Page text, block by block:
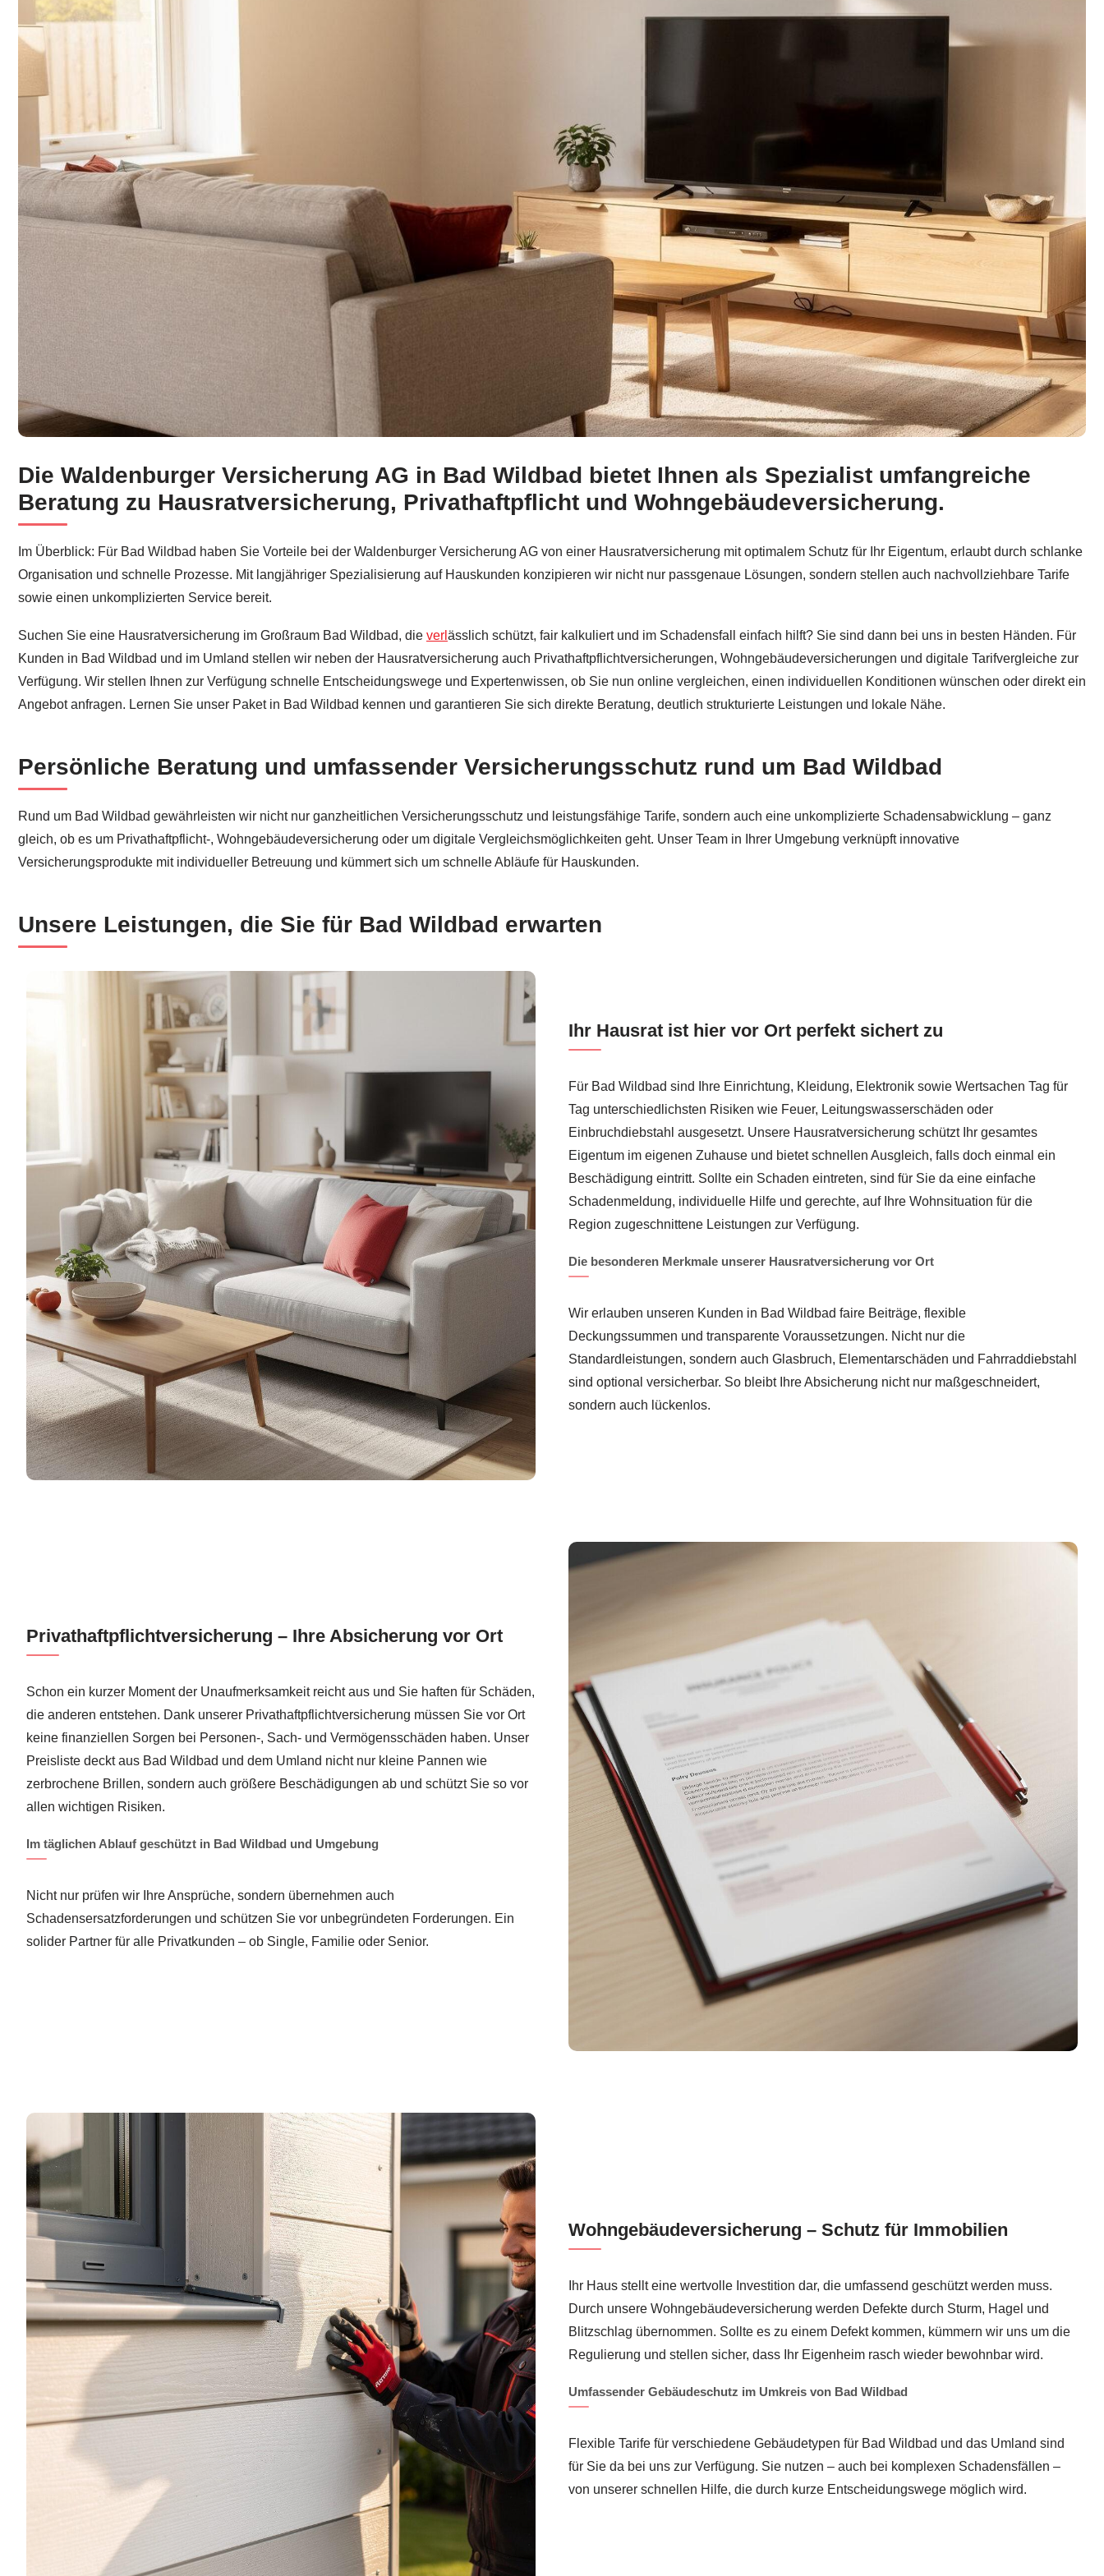
Wählen Sie Hausratversicherung für Bad Wildbad bei ↗️Waldenburger Versicherung AG oder ✓Versicherungsmakler, Elementarschäden, Hausrat Versicherungsschutz,
Die Waldenburger Versicherung AG in Bad Wildbad bietet Ihnen als Spezialist umfangreiche
Beratung zu Hausratversicherung, Privathaftpflicht und Wohngebäudeversicherung.
Im Überblick: Für Bad Wildbad haben Sie Vorteile bei der Waldenburger Versicherung AG von einer Hausratversicherung mit optimalem Schutz für Ihr Eigentum, erlaubt durch schlanke
Organisation und schnelle Prozesse. Mit langjähriger Spezialisierung auf Hauskunden konzipieren wir nicht nur passgenaue Lösungen, sondern stellen auch nachvollziehbare Tarife
sowie einen unkomplizierten Service bereit.
Suchen Sie eine Hausratversicherung im Großraum Bad Wildbad, die verl ässlich schützt, fair kalkuliert und im Schadensfall einfach hilft? Sie sind dann bei uns in besten Händen. Für
Kunden in Bad Wildbad und im Umland stellen wir neben der Hausratversicherung auch Privathaftpflichtversicherungen, Wohngebäudeversicherungen und digitale Tarifvergleiche zur
Verfügung. Wir stellen Ihnen zur Verfügung schnelle Entscheidungswege und Expertenwissen, ob Sie nun online vergleichen, einen individuellen Konditionen wünschen oder direkt ein
Angebot anfragen. Lernen Sie unser Paket in Bad Wildbad kennen und garantieren Sie sich direkte Beratung, deutlich strukturierte Leistungen und lokale Nähe.
Persönliche Beratung und umfassender Versicherungsschutz rund um Bad Wildbad
Rund um Bad Wildbad gewährleisten wir nicht nur ganzheitlichen Versicherungsschutz und leistungsfähige Tarife, sondern auch eine unkomplizierte Schadensabwicklung – ganz
gleich, ob es um Privathaftpflicht-, Wohngebäudeversicherung oder um digitale Vergleichsmöglichkeiten geht. Unser Team in Ihrer Umgebung verknüpft innovative
Versicherungsprodukte mit individueller Betreuung und kümmert sich um schnelle Abläufe für Hauskunden.
Unsere Leistungen, die Sie für Bad Wildbad erwarten
Ihr Hausrat ist hier vor Ort perfekt sichert zu
Für Bad Wildbad sind Ihre Einrichtung, Kleidung, Elektronik sowie Wertsachen Tag für
Tag unterschiedlichsten Risiken wie Feuer, Leitungswasserschäden oder
Einbruchdiebstahl ausgesetzt. Unsere Hausratversicherung schützt Ihr gesamtes
Eigentum im eigenen Zuhause und bietet schnellen Ausgleich, falls doch einmal ein
Beschädigung eintritt. Sollte ein Schaden eintreten, sind für Sie da eine einfache
Schadenmeldung, individuelle Hilfe und gerechte, auf Ihre Wohnsituation für die
Region zugeschnittene Leistungen zur Verfügung.
Die besonderen Merkmale unserer Hausratversicherung vor Ort
Wir erlauben unseren Kunden in Bad Wildbad faire Beiträge, flexible
Deckungssummen und transparente Voraussetzungen. Nicht nur die
Standardleistungen, sondern auch Glasbruch, Elementarschäden und Fahrraddiebstahl
sind optional versicherbar. So bleibt Ihre Absicherung nicht nur maßgeschneidert,
sondern auch lückenlos.
Privathaftpflichtversicherung – Ihre Absicherung vor Ort
Schon ein kurzer Moment der Unaufmerksamkeit reicht aus und Sie haften für Schäden,
die anderen entstehen. Dank unserer Privathaftpflichtversicherung müssen Sie vor Ort
keine finanziellen Sorgen bei Personen-, Sach- und Vermögensschäden haben. Unser
Preisliste deckt aus Bad Wildbad und dem Umland nicht nur kleine Pannen wie
zerbrochene Brillen, sondern auch größere Beschädigungen ab und schützt Sie so vor
allen wichtigen Risiken.
Im täglichen Ablauf geschützt in Bad Wildbad und Umgebung
Nicht nur prüfen wir Ihre Ansprüche, sondern übernehmen auch
Schadensersatzforderungen und schützen Sie vor unbegründeten Forderungen. Ein
solider Partner für alle Privatkunden – ob Single, Familie oder Senior.
Wohngebäudeversicherung – Schutz für Immobilien
Ihr Haus stellt eine wertvolle Investition dar, die umfassend geschützt werden muss.
Durch unsere Wohngebäudeversicherung werden Defekte durch Sturm, Hagel und
Blitzschlag übernommen. Sollte es zu einem Defekt kommen, kümmern wir uns um die
Regulierung und stellen sicher, dass Ihr Eigenheim rasch wieder bewohnbar wird.
Umfassender Gebäudeschutz im Umkreis von Bad Wildbad
Flexible Tarife für verschiedene Gebäudetypen für Bad Wildbad und das Umland sind
für Sie da bei uns zur Verfügung. Sie nutzen – auch bei komplexen Schadensfällen –
von unserer schnellen Hilfe, die durch kurze Entscheidungswege möglich wird.